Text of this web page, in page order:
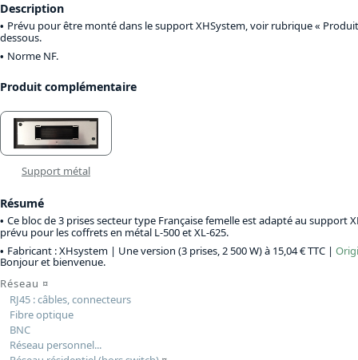
Description
Prévu pour être monté dans le support XHSystem, voir rubrique «
dessous.
Norme NF.
Produit complémentaire
Support métal
Résumé
Ce bloc de 3 prises secteur type Française femelle est adapté au support
prévu pour les coffrets en métal L-500 et XL-625.
Fabricant : XHsystem | Une version (3 prises, 2 500 W) à 15,04 € TTC |
Bonjour et bienvenue.
Réseau ¤
RJ45 : câbles, connecteurs
Fibre optique
BNC
Réseau personnel...